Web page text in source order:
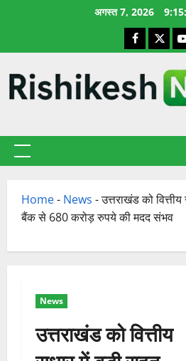
अगस्त 7, 2026
Facebook
X
प्राथमिक
Home- News -उत्तराखंड को
बैंक से 680 करोड़ रुपये की मदद संभव
News
उत्तराखंड को वित्तीय